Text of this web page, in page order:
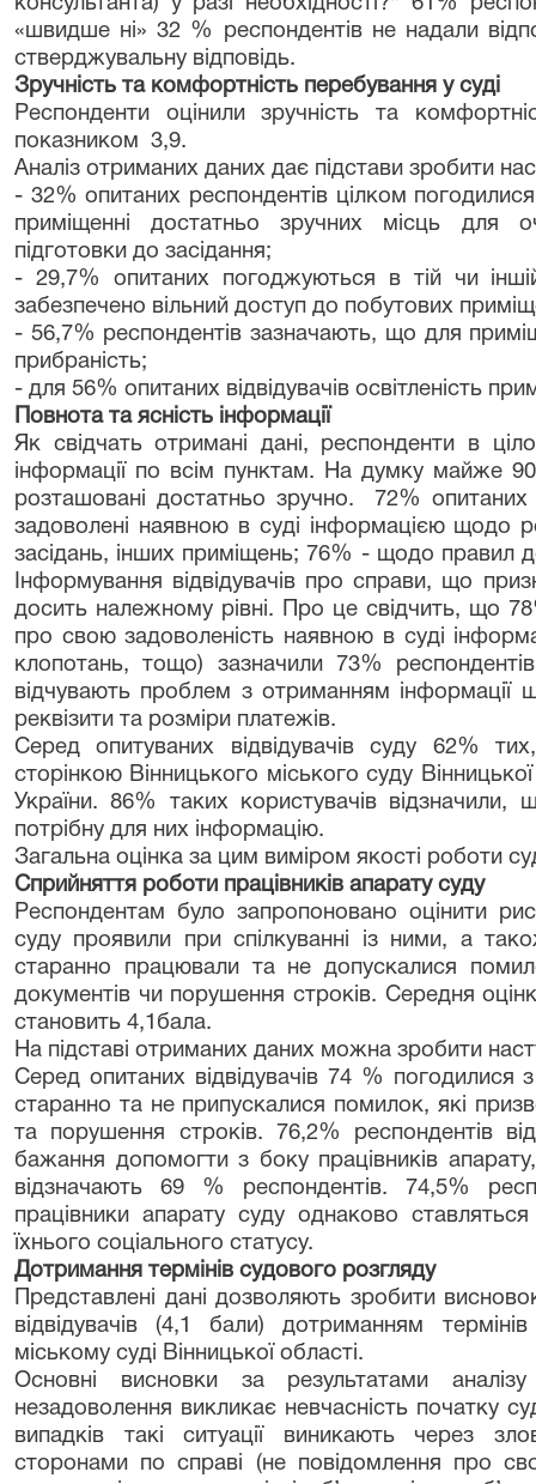
консультанта) у разі необхідності?" 61%
«швидше ні» 32 % респондентів не надали
стверджувальну відповідь.
Зручність та комфортність перебування у суді
Респонденти оцінили зручність та
показником 3,9.
Аналіз отриманих даних дає підстави зробити
- 32% опитаних респондентів цілком
приміщенні достатньо зручних місць для
підготовки до засідання;
- 29,7% опитаних погоджуються в тій чи
забезпечено вільний доступ до побутових
- 56,7% респондентів зазначають, що для
прибраність;
- для 56% опитаних відвідувачів освітленість
Повнота та ясність інформації
Як свідчать отримані дані, респонденти в
інформації по всім пунктам. На думку майже
розташовані достатньо зручно. 72% опитаних
задоволені наявною в суді інформацією щодо
засідань, інших приміщень; 76% - щодо правил
Інформування відвідувачів про справи, що
досить належному рівні. Про це свідчить, що
про свою задоволеність наявною в суді
клопотань, тощо) зазначили 73%
відчувають проблем з отриманням інформації
реквізити та розміри платежів.
Серед опитуваних відвідувачів суду 62%
сторінкою Вінницького міського суду
України. 86% таких користувачів
потрібну для них інформацію.
Загальна оцінка за цим виміром якості роботи
Сприйняття роботи працівників апарату суду
Респондентам було запропоновано оцінити
суду проявили при спілкуванні із ними, а
старанно працювали та не допускалися
документів чи порушення строків. Середня
становить 4,1бала.
На підставі отриманих даних можна зробити
Серед опитаних відвідувачів 74 %
старанно та не припускалися помилок, які
та порушення строків. 76,2% респондентів
бажання допомогти з боку працівників
відзначають 69 % респондентів. 74,5%
працівники апарату суду однаково
їхнього соціального статусу.
Дотримання термінів судового розгляду
Представлені дані дозволяють зробити
відвідувачів (4,1 бали) дотриманням
міському суді Вінницької області.
Основні висновки за результатами
незадоволення викликає невчасність початку
випадків такі ситуації виникають через
сторонами по справі (не повідомлення про